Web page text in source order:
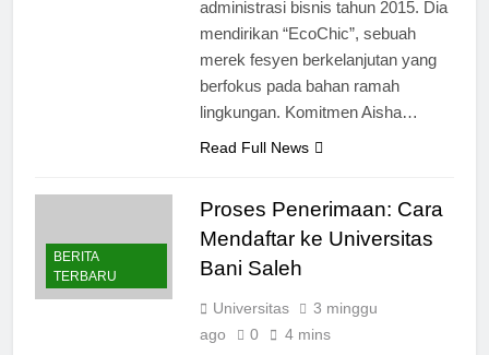
administrasi bisnis tahun 2015. Dia
mendirikan “EcoChic”, sebuah
merek fesyen berkelanjutan yang
berfokus pada bahan ramah
BERITA
Proses Penerimaan: Cara
Mendaftar ke Universitas
Universitas
3 minggu